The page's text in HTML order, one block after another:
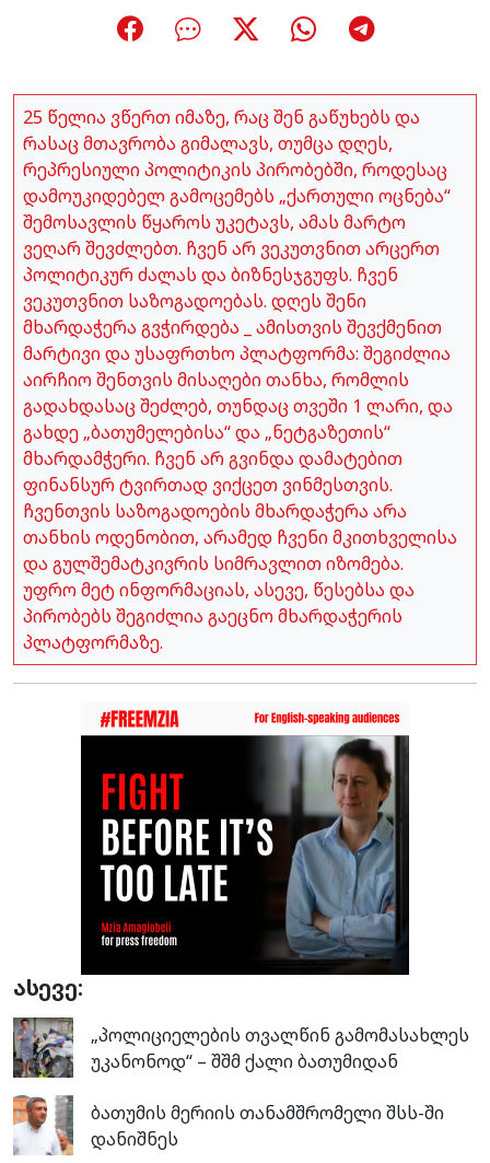
25 წელია ვწერთ იმაზე, რაც შენ გაწუხებს და
რასაც მთავრობა გიმალავს, თუმცა დღეს,
რეპრესიული პოლიტიკის პირობებში, როდესაც
დამოუკიდებელ გამოცემებს „ქართული ოცნება“
შემოსავლის წყაროს უკეტავს, ამას მარტო
ვეღარ შევძლებთ. ჩვენ არ ვეკუთვნით არცერთ
პოლიტიკურ ძალას და ბიზნესჯგუფს. ჩვენ
ვეკუთვნით საზოგადოებას. დღეს შენი
მხარდაჭერა გვჭირდება _ ამისთვის შევქმენით
მარტივი და უსაფრთხო პლატფორმა: შეგიძლია
აირჩიო შენთვის მისაღები თანხა, რომლის
გადახდასაც შეძლებ, თუნდაც თვეში 1 ლარი, და
გახდე „ბათუმელებისა“ და „ნეტგაზეთის“
მხარდამჭერი. ჩვენ არ გვინდა დამატებით
ფინანსურ ტვირთად ვიქცეთ ვინმესთვის.
ჩვენთვის საზოგადოების მხარდაჭერა არა
თანხის ოდენობით, არამედ ჩვენი მკითხველისა
და გულშემატკივრის სიმრავლით იზომება.
უფრო მეტ ინფორმაციას, ასევე, წესებსა და
პირობებს შეგიძლია გაეცნო მხარდაჭერის
პლატფორმაზე.
ასევე:
„პოლიციელების თვალწინ გამომასახლეს
უკანონოდ“ – შშმ ქალი ბათუმიდან
ბათუმის მერიის თანამშრომელი შსს-ში
დანიშნეს